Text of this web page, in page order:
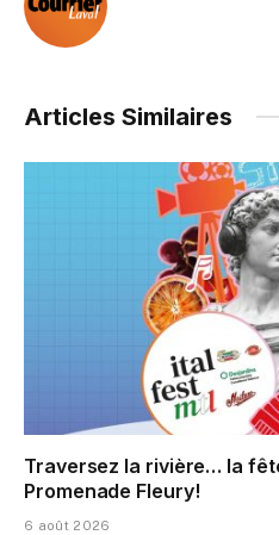
Articles Similaires
Traversez la rivière… la
Promenade Fleury!
6 août 2026